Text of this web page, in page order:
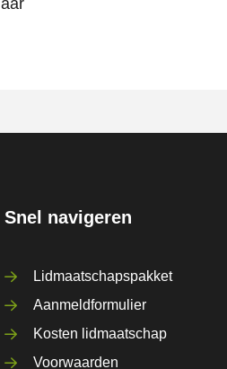
Snel navigeren
Lidmaatschapspakket
Aanmeldformulier
Kosten lidmaatschap
Voorwaarden